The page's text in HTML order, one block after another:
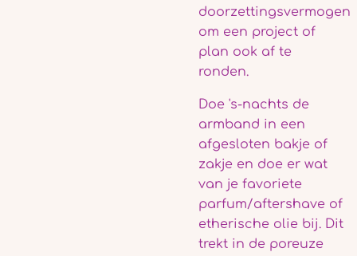
doorzettingsvermogen
om een project of
plan ook af te
ronden.
Doe 's-nachts de
armband in een
afgesloten bakje of
zakje en doe er wat
van je favoriete
parfum/aftershave of
etherische olie bij. Dit
trekt in de poreuze